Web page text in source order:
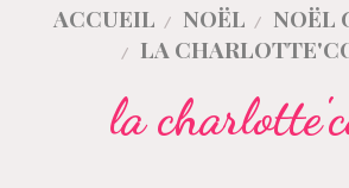
ACCUEIL NOËL
NOËL
LA
la